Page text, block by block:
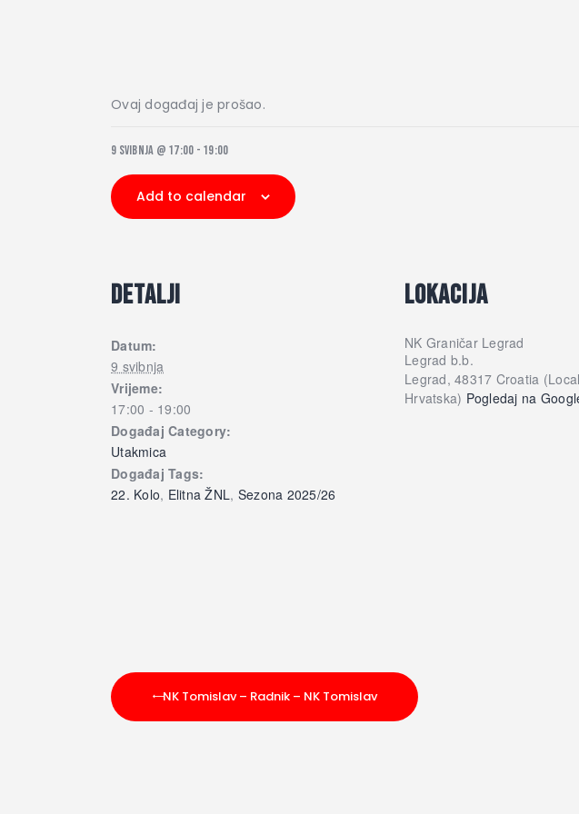
Ovaj događaj je prošao.
9 svibnja @ 17:00 - 19:00
Add to calendar
DETALJI
Datum:
9 svibnja
Vrijeme:
17:00 - 19:00
Događaj Category:
Utakmica
Događaj Tags:
22. Kolo, Elitna ŽNL, Sezona 2025/26
LOKACIJA
NK Graničar Legrad
Legrad b.b.
Legrad, 48317 Croatia
Hrvatska) Pogledaj na
NK Tomislav – Radnik – NK Tomislav